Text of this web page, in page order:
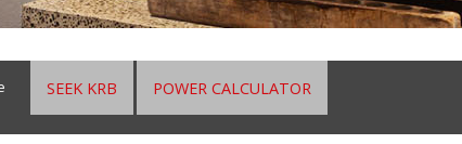
POWER CALCULATOR
SEEK KRB